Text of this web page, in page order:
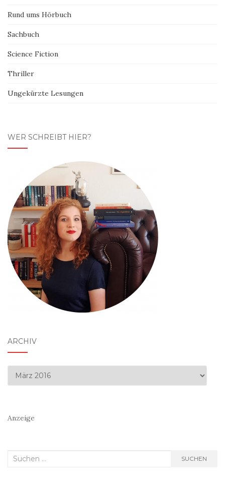
Rund ums Hörbuch
Sachbuch
Science Fiction
Thriller
Ungekürzte Lesungen
WER SCHREIBT HIER?
ARCHIV
Archiv
Anzeige
Suchen
SUCHEN